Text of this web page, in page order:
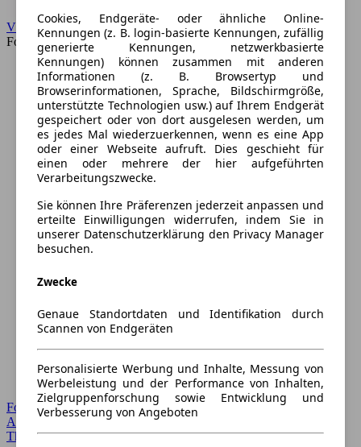
VW
Forum
Forum Startseite
Alle Auto-Foren
Themen-Forum
Cookies, Endgeräte- oder ähnliche Online-
Kennungen (z. B. login-basierte Kennungen, zufällig
generierte Kennungen, netzwerkbasierte
Kennungen) können zusammen mit anderen
Informationen (z. B. Browsertyp und
Browserinformationen, Sprache, Bildschirmgröße,
unterstützte Technologien usw.) auf Ihrem Endgerät
gespeichert oder von dort ausgelesen werden, um
es jedes Mal wiederzuerkennen, wenn es eine App
oder einer Webseite aufruft. Dies geschieht für
einen oder mehrere der hier aufgeführten
Verarbeitungszwecke.
Sie können Ihre Präferenzen jederzeit anpassen und
erteilte Einwilligungen widerrufen, indem Sie in
unserer Datenschutzerklärung den Privacy Manager
besuchen.
Zwecke
Genaue Standortdaten und Identifikation durch
Scannen von Endgeräten
Personalisierte Werbung und Inhalte, Messung von
Werbeleistung und der Performance von Inhalten,
Zielgruppenforschung sowie Entwicklung und
Verbesserung von Angeboten